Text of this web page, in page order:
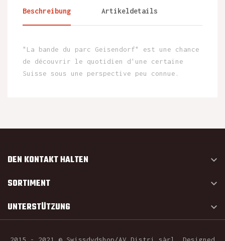
Beschreibung Artikeldetails
"La bande du parc Geisendorf" est une chance
de découvrir le quotidien d'une certaine
Suisse sous une perspective peu connue.
DEN KONTAKT HALTEN 
SORTIMENT 
UNTERSTÜTZUNG 